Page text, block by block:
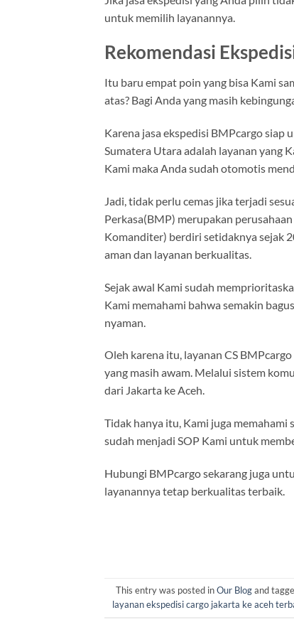
untuk memilih layanannya.
Rekomendasi
Itu baru empat poin yang bisa Kami
atas? Bagi Anda yang masih
Karena jasa ekspedisi BMPcargo siap
Sumatera Utara adalah layanan yang
Kami maka Anda sudah otomotis
Jadi, tidak perlu cemas jika terjadi
Perkasa(BMP) merupakan
Komanditer) berdiri setidaknya sejak
aman dan layanan berkualitas.
Sejak awal Kami sudah
Kami memahami bahwa semakin
nyaman.
Oleh karena itu, layanan CS
yang masih awam. Melalui sistem
dari Jakarta ke Aceh.
Tidak hanya itu, Kami juga memahami
sudah menjadi SOP Kami untuk
Hubungi BMPcargo sekarang juga
layanannya tetap berkualitas terbaik.
This entry was posted inOur Blogand
layanan ekspedisi cargo jakarta ke aceh